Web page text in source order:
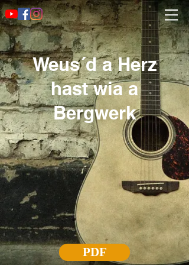
Weus´d a Herz
hast wia a
Bergwerk
PDF